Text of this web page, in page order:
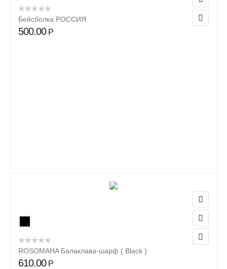
Бейсболка РОССИЯ
500.00 Р
ROSOMAHA Балаклава-шарф ( Black )
610.00 Р